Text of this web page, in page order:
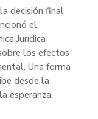
decisión final
el
Jurídica
los efectos
Una forma
desde la
esperanza.